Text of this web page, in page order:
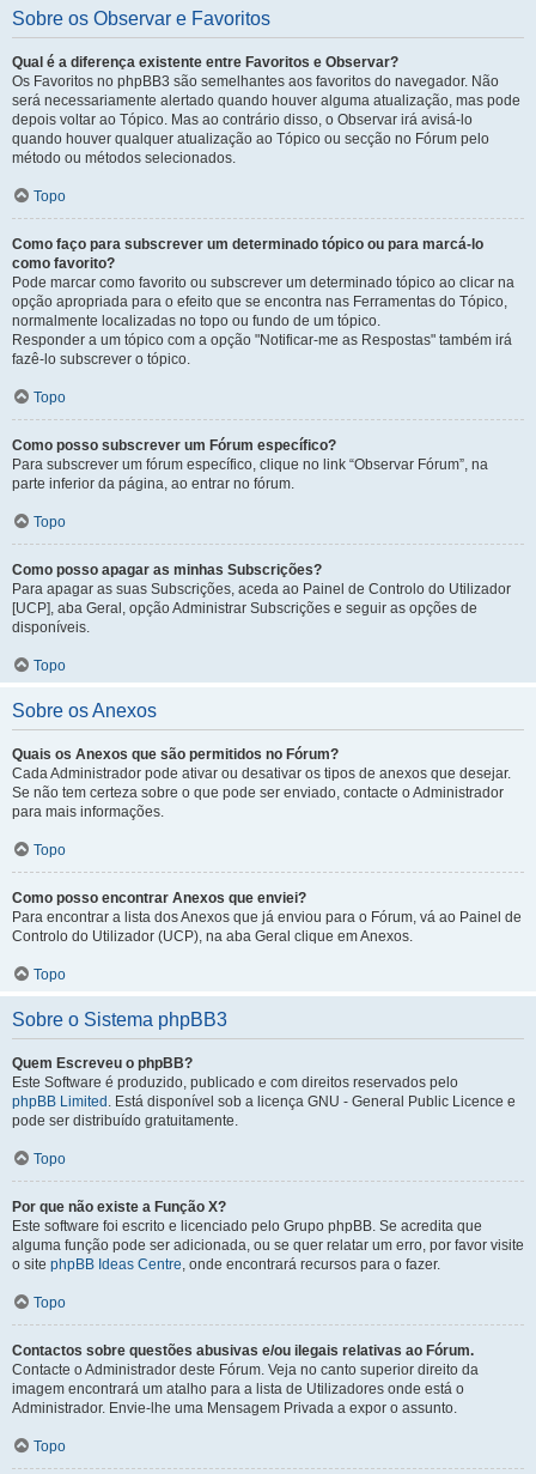
Sobre os Observar e Favoritos
Qual é a diferença existente entre Favoritos e Observar?
Os Favoritos no phpBB3 são semelhantes aos favoritos do navegador. Não
será necessariamente alertado quando houver alguma atualização, mas pode
depois voltar ao Tópico. Mas ao contrário disso, o Observar irá avisá-lo
quando houver qualquer atualização ao Tópico ou secção no Fórum pelo
método ou métodos selecionados.
Topo
Como faço para subscrever um determinado tópico ou para marcá-lo
como favorito?
Pode marcar como favorito ou subscrever um determinado tópico ao clicar na
opção apropriada para o efeito que se encontra nas Ferramentas do Tópico,
normalmente localizadas no topo ou fundo de um tópico.
Responder a um tópico com a opção "Notificar-me as Respostas" também irá
fazê-lo subscrever o tópico.
Topo
Como posso subscrever um Fórum específico?
Para subscrever um fórum específico, clique no link “Observar Fórum”, na
parte inferior da página, ao entrar no fórum.
Topo
Como posso apagar as minhas Subscrições?
Para apagar as suas Subscrições, aceda ao Painel de Controlo do Utilizador
[UCP], aba Geral, opção Administrar Subscrições e seguir as opções de
disponíveis.
Topo
Sobre os Anexos
Quais os Anexos que são permitidos no Fórum?
Cada Administrador pode ativar ou desativar os tipos de anexos que desejar.
Se não tem certeza sobre o que pode ser enviado, contacte o Administrador
para mais informações.
Topo
Como posso encontrar Anexos que enviei?
Para encontrar a lista dos Anexos que já enviou para o Fórum, vá ao Painel de
Controlo do Utilizador (UCP), na aba Geral clique em Anexos.
Topo
Sobre o Sistema phpBB3
Quem Escreveu o phpBB?
Este Software é produzido, publicado e com direitos reservados pelo
phpBB Limited . Está disponível sob a licença GNU - General Public Licence e
pode ser distribuído gratuitamente.
Topo
Por que não existe a Função X?
Este software foi escrito e licenciado pelo Grupo phpBB. Se acredita que
alguma função pode ser adicionada, ou se quer relatar um erro, por favor visite
o site phpBB Ideas Centre, onde encontrará recursos para o fazer.
Topo
Contactos sobre questões abusivas e/ou ilegais relativas ao Fórum.
Contacte o Administrador deste Fórum. Veja no canto superior direito da
imagem encontrará um atalho para a lista de Utilizadores onde está o
Administrador. Envie-lhe uma Mensagem Privada a expor o assunto.
Topo